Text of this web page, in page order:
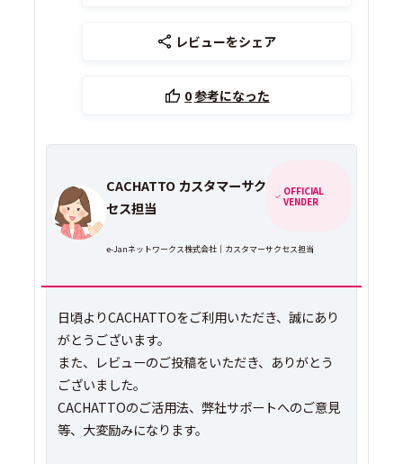
レビューをシェア
0参考になった
CACHATTO カスタマーサク
セス担当
OFFICIAL
VENDER
e-Janネットワークス株式会社｜カスタマーサクセス担当
日頃よりCACHATTOをご利用いただき、誠にあり
がとうございます。
また、レビューのご投稿をいただき、ありがとう
ございました。
CACHATTOのご活用法、弊社サポートへのご意見
等、大変励みになります。